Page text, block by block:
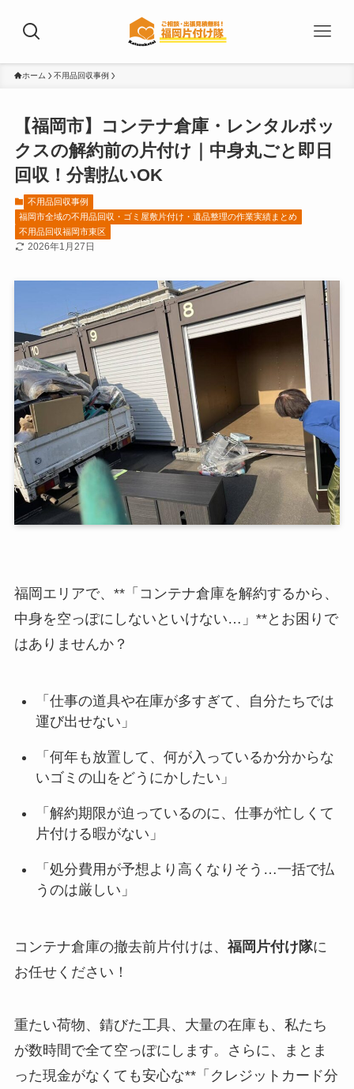
ホーム 不用品回収事例
【福岡市】コンテナ倉庫・レンタルボッ
クスの解約前の片付け｜中身丸ごと即日
回収！分割払いOK
不用品回収事例
福岡市全域の不用品回収・ゴミ屋敷片付け・遺品整理の作業実績まとめ
不用品回収福岡市東区
2026年1月27日
福岡エリアで、**「コンテナ倉庫を解約するから、
中身を空っぽにしないといけない…」**とお困りで
はありませんか？
「仕事の道具や在庫が多すぎて、自分たちでは
運び出せない」
「何年も放置して、何が入っているか分からな
いゴミの山をどうにかしたい」
「解約期限が迫っているのに、仕事が忙しくて
片付ける暇がない」
「処分費用が予想より高くなりそう…一括で払
うのは厳しい」
コンテナ倉庫の撤去前片付けは、 福岡片付け隊に
お任せください！
重たい荷物、錆びた工具、大量の在庫も、私たち
が数時間で全て空っぽにします。さらに、まとま
った現金がなくても安心な**「クレジットカード分